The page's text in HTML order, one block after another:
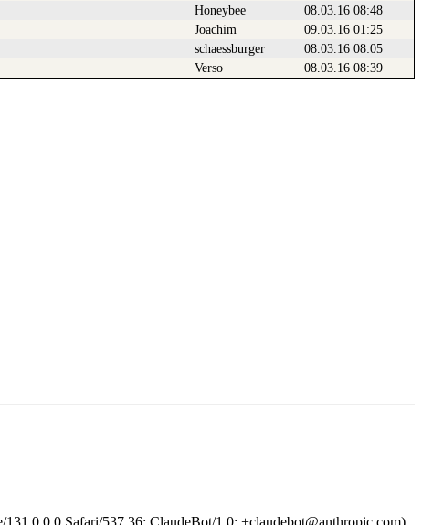
Honeybee 08.03.16 08:48
Joachim 09.03.16 01:25
schaessburger 08.03.16 08:05
Verso 08.03.16 08:39